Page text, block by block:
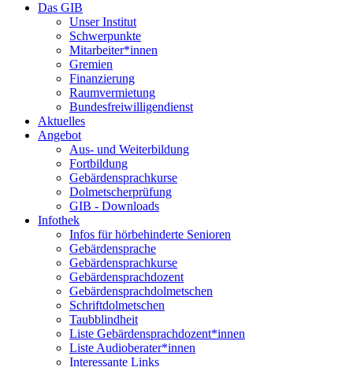
Das GIB
Unser Institut
Schwerpunkte
Mitarbeiter*innen
Gremien
Finanzierung
Raumvermietung
Bundesfreiwilligendienst
Aktuelles
Angebot
Aus- und Weiterbildung
Fortbildung
Gebärdensprachkurse
Dolmetscherprüfung
GIB - Downloads
Infothek
Infos für hörbehinderte Senioren
Gebärdensprache
Gebärdensprachkurse
Gebärdensprachdozent
Gebärdensprachdolmetschen
Schriftdolmetschen
Taubblindheit
Liste Gebärdensprachdozent*innen
Liste Audioberater*innen
Interessante Links